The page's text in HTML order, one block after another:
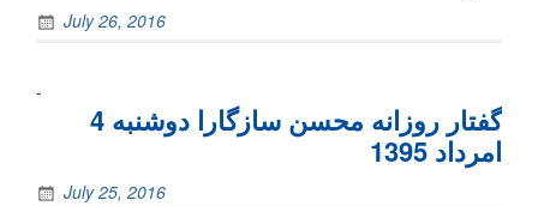
July 26, 2016
-
گفتار روزانه محسن سازگارا دوشنبه 4
امرداد 1395
July 25, 2016